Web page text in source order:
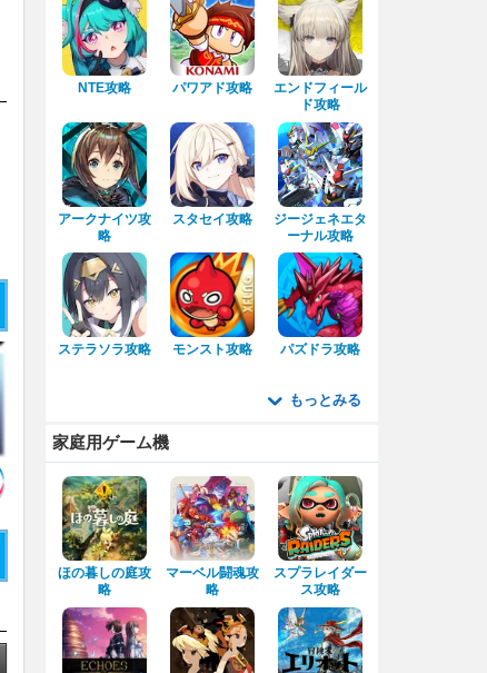
NTE攻略 パワアド攻略
エンドフィール
ド攻略
アークナイツ攻
略
スタセイ攻略
ジージェネエタ
ーナル攻略
ステラソラ攻略 モンスト攻略 パズドラ攻略
もっとみる
家庭用ゲーム機
ほの暮しの庭攻
略
マーベル闘魂攻
略
スプラレイダー
ス攻略